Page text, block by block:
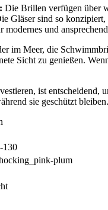
Die Brillen verfügen über
Gläser sind so
modernes und
im Meer, die
Sicht zu genießen.
ist entscheidend,
sie geschützt
130
plum